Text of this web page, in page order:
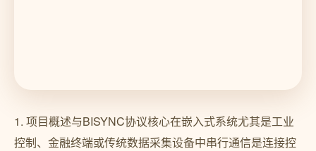
1. 项目概述与BISYNC协议核心在嵌入式系统尤其是工业
控制、金融终端或传统数据采集设备中串行通信是连接控